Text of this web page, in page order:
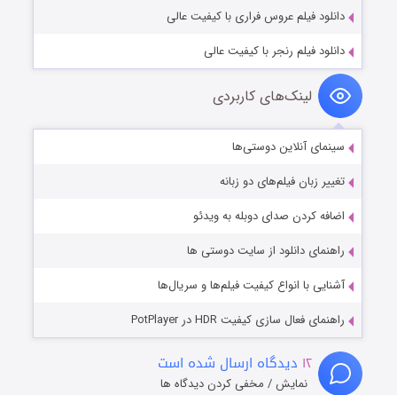
دانلود فیلم عروس فراری با کیفیت عالی
دانلود فیلم رنجر با کیفیت عالی
لینک‌های کاربردی
سینمای آنلاین دوستی‌ها
تغییر زبان فیلم‌های دو زبانه
اضافه کردن صدای دوبله به ویدئو
راهنمای دانلود از سایت دوستی ها
آشنایی با انواع کیفیت فیلم‌ها و سریال‌ها
راهنمای فعال سازی کیفیت HDR در PotPlayer
۱۲ دیدگاه ارسال شده است
نمایش / مخفی کردن دیدگاه ها